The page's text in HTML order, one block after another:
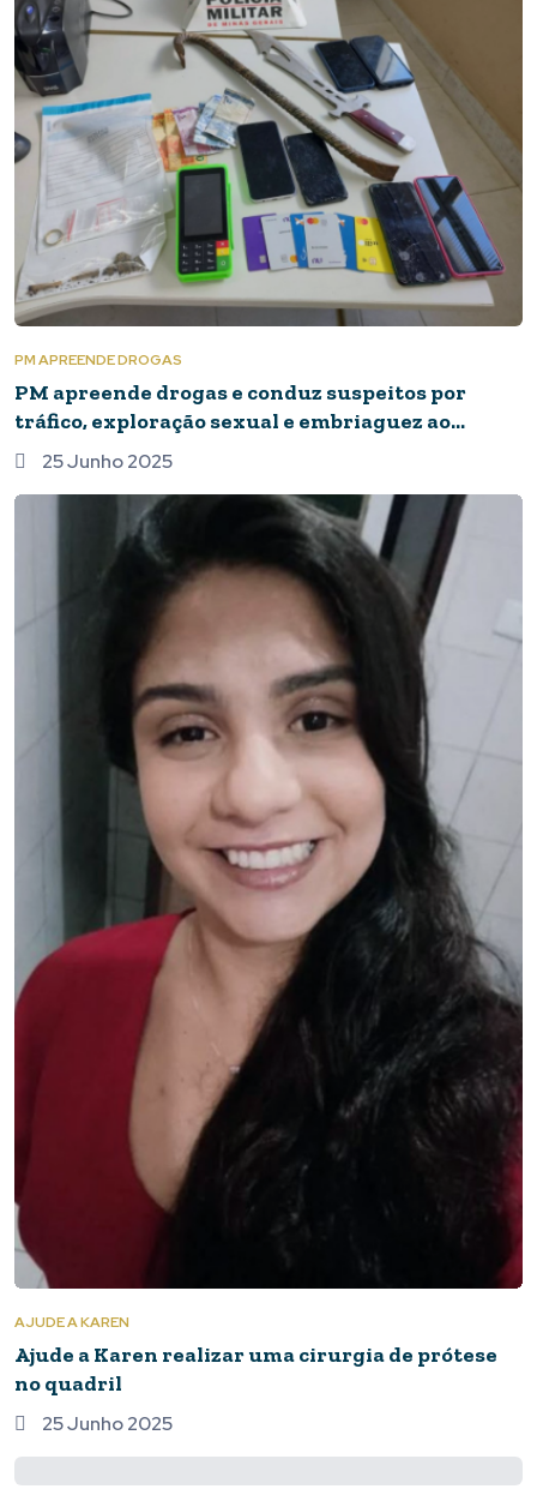
PM APREENDE DROGAS
PM apreende drogas e conduz suspeitos por
tráfico, exploração sexual e embriaguez ao
volante em Piumhi
25 Junho 2025
AJUDE A KAREN
Ajude a Karen realizar uma cirurgia de prótese
no quadril
25 Junho 2025